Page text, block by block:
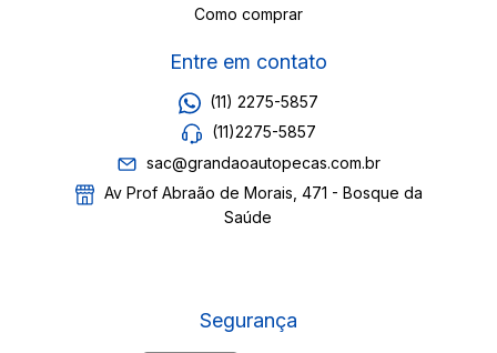
Como comprar
Entre em contato
(11) 2275-5857
(11)2275-5857
sac@grandaoautopecas.com.br
Av Prof Abraão de Morais, 471 - Bosque da
Saúde
Segurança